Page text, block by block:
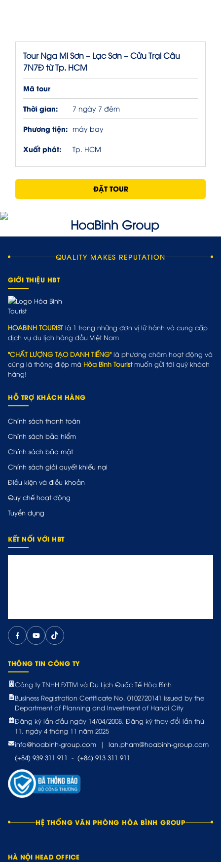
Tour Nga Mi Sơn – Lạc Sơn – Cửu Trại Câu
7N7Đ từ Tp. HCM
Mã tour
Thời gian:
7 ngày 7 đêm
Phương tiện: máy bay
Xuất phát: Tp. HCM
ĐẶT TOUR
QUALITY MAKES REPUTATION
GIỚI THIỆU HBT
HOABINH TOURIST là 1 trong những đơn vị lữ hành và cung cấp
dịch vụ du lịch hàng đầu Việt Nam
"CHẤT LƯỢNG TẠO DANH TIẾNG" là phương châm hoạt động và
cũng là thông điệp mà Hòa Bình Touristmuốn gửi tới quý khách
hàng!
HỖ TRỢ KHÁCH HÀNG
Chính sách thanh toán
Chính sách bảo hiểm
Chính sách bảo mật
Chính sách giải quyết khiếu nại
Điều kiện và điều khoản
Quy chế hoạt động
Tuyển dụng
KẾT NỐI VỚI HBT
THÔNG TIN CÔNG TY
Công ty TNHH ĐTTM và Du Lịch Quốc Tế Hòa Bình
Business Registration Certificate No. 0102720141 issued by the
Department of Planning and Investment of Hanoi City
Đăng ký lần đầu ngày 14/04/2008. Đăng ký thay đổi lần thứ
11, ngày 4 tháng 11 năm 2025
info@hoabinh-group.com
|
lan.pham@hoabinh-group.com
(+84) 939 311 911 - (+84) 913 311 911
HỆ THỐNG VĂN PHÒNG HÒA BÌNH GROUP
HÀ NỘI HEAD OFFICE